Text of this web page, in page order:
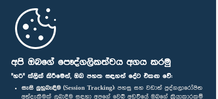
අපි ඔබගේ පෞද්ගලිකත්වය අගය කරමු
"හරි" ක්ලික් කිරීමෙන්, ඔබ පහත සඳහන් දේට එකඟ වේ:
සැසි ලුහුබැඳීම (Session Tracking): පහසු සහ වඩාත් පුද්ගලාරෝපිත
අත්දැකීමක් ලබාදීම සඳහා අපගේ වෙබ් අඩවියේ ඔබගේ ක්‍රියාකාරකම්
මුල් පිටුව
පාර්ලිමේන්තු ජංගම යෙදුම